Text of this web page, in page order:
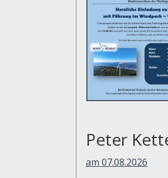
Peter
am 07.08.2026